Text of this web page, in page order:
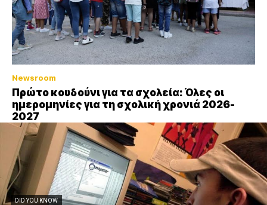
Newsroom
Πρώτο κουδούνι για τα σχολεία: Όλες οι
ημερομηνίες για τη σχολική χρονιά 2026-
2027
DID YOU KNOW